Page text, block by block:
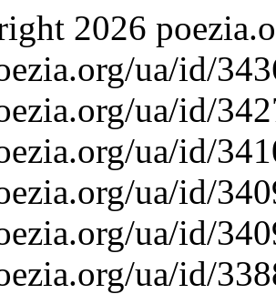
2026
ua/id/
ua/id/
ua/id/
ua/id/
ua/id/
ua/id/